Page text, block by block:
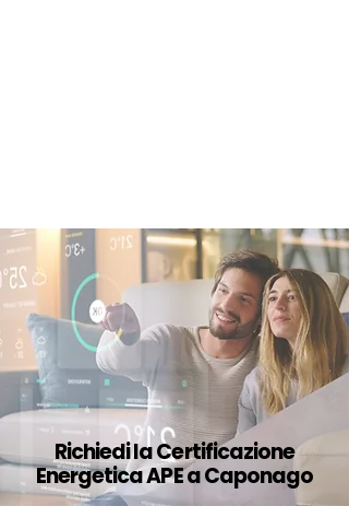
Richiedi la Certificazione
Energetica APE a Caponago